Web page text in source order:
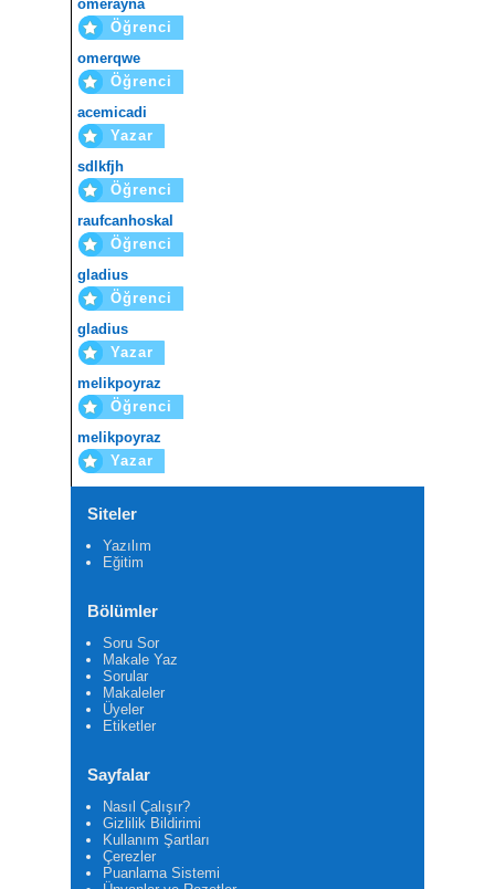
omerayna
Öğrenci
omerqwe
Öğrenci
acemicadi
Yazar
sdlkfjh
Öğrenci
raufcanhoskal
Öğrenci
gladius
Öğrenci
gladius
Yazar
melikpoyraz
Öğrenci
melikpoyraz
Yazar
Siteler
Yazılım
Eğitim
Bölümler
Soru Sor
Makale Yaz
Sorular
Makaleler
Üyeler
Etiketler
Sayfalar
Nasıl Çalışır?
Gizlilik Bildirimi
Kullanım Şartları
Çerezler
Puanlama Sistemi